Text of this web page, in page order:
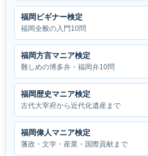
福岡ビギナー検定
福岡全般の入門10問
福岡方言マニア検定
難しめの博多弁・福岡弁10問
福岡歴史マニア検定
古代大宰府から近代化遺産まで
福岡偉人マニア検定
藩政・文学・産業・国際貢献まで